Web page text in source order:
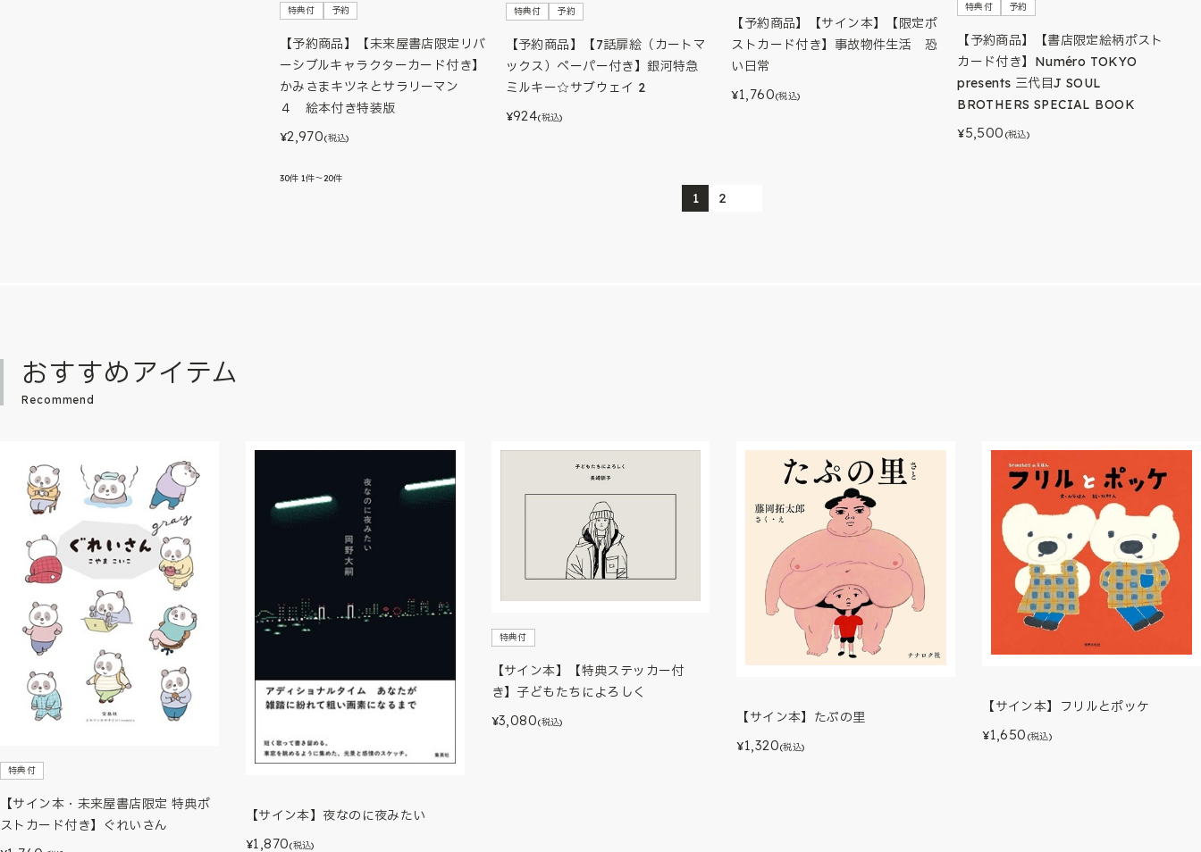
特典付 予約
【予約商品】【未来屋書店限定リバ
ーシブルキャラクターカード付き】
かみさまキツネとサラリーマン
４ 絵本付き特装版
¥2,970(税込)
特典付 予約
【予約商品】【7話扉絵（カートマ
ックス）ペーパー付き】銀河特急
ミルキー☆サブウェイ 2
¥924(税込)
【予約商品】【サイン本】【限定ポ
ストカード付き】事故物件生活 恐
い日常
¥1,760(税込)
特典付 予約
【予約商品】【書店限定絵柄ポスト
カード付き】Numéro TOKYO
presents 三代目J SOUL
BROTHERS SPECIAL BOOK
¥5,500 (税込)
30件 1件～20件
1 2
おすすめアイテム
Recommend
特典付
【サイン本・未来屋書店限定 特典ポ
ストカード付き】ぐれいさん
【サイン本】夜なのに夜みたい
¥1,870(税込)
特典付
【サイン本】【特典ステッカー付
き】子どもたちによろしく
¥3,080(税込) 【サイン本】たぷの里
¥1,320(税込)
【サイン本】フリルとポッケ
¥1,650 (税込)